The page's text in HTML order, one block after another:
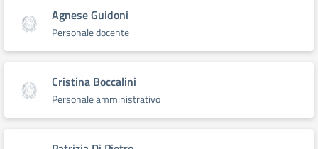
Agnese Guidoni
Personale docente
Cristina Boccalini
Personale amministrativo